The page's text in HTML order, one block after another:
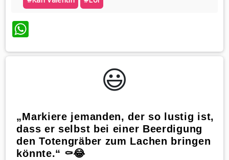
WhatsApp
😃️
„Markiere jemanden, der so lustig ist,
dass er selbst bei einer Beerdigung
den Totengräber zum Lachen bringen
könnte.“ ⚰️😂